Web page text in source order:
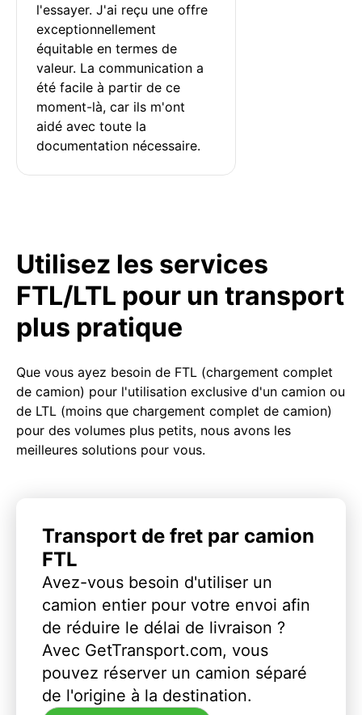
l'essayer. J'ai reçu une offre
exceptionnellement
équitable en termes de
valeur. La communication a
été facile à partir de ce
moment-là, car ils m'ont
aidé avec toute la
documentation nécessaire.
Utilisez les services
FTL/LTL pour un transport
plus pratique
Que vous ayez besoin de FTL (chargement complet
de camion) pour l'utilisation exclusive d'un camion ou
de LTL (moins que chargement complet de camion)
pour des volumes plus petits, nous avons les
meilleures solutions pour vous.
Transport de fret par camion
FTL
Avez-vous besoin d'utiliser un
camion entier pour votre envoi afin
de réduire le délai de livraison ?
Avec GetTransport.com, vous
pouvez réserver un camion séparé
de l'origine à la destination.